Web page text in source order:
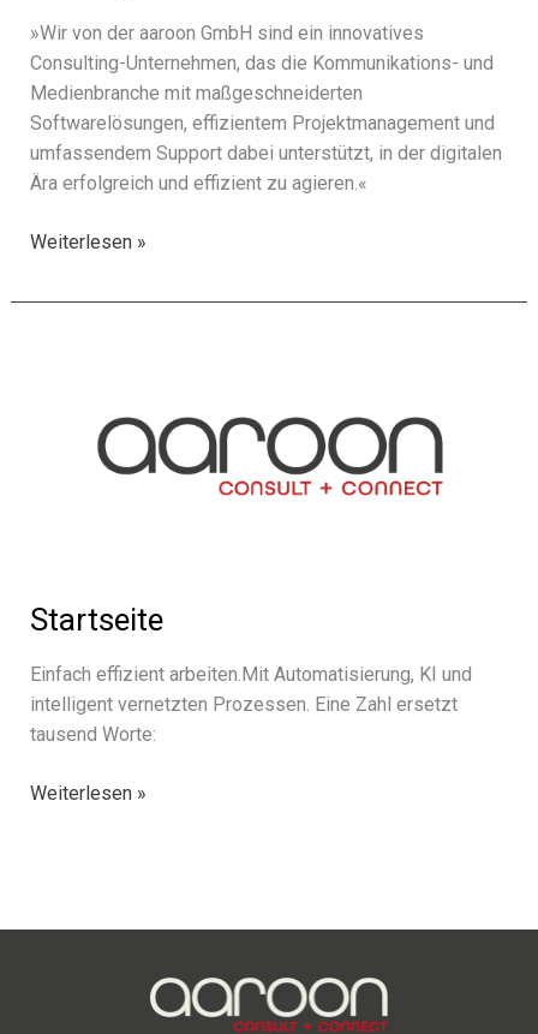
»Wir von der aaroon GmbH sind ein inno­va­ti­ves
Consulting-Unternehmen, das die Kommunikations- und
Medienbranche mit maßge­schnei­der­ten
Softwarelösungen, effi­zi­en­tem Projektmanagement und
umfas­sen­dem Support dabei unter­stützt, in der digi­ta­len
Ära erfolg­reich und effi­zi­ent zu agie­ren.«
Lösungen
Weiterlesen »
Startseite
Einfach effi­zi­ent arbeiten.Mit Automatisierung, KI und
intel­li­gent vernetz­ten Prozessen. Eine Zahl ersetzt
tausend Worte:
Startseite
Weiterlesen »